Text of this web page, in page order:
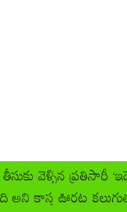
వెళ్ళిన ప్రతిసారీ
అని కాస్త ఊరట